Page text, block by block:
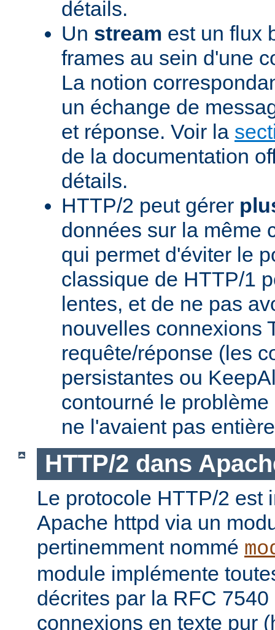
détails.
Un stream est un flux
frames au sein d'une
La notion
un échange de
et réponse. Voir la
de la documentation
détails.
HTTP/2 peut gérer
données sur la même
qui permet d'éviter le
classique de HTTP/1
lentes, et de ne pas
nouvelles connexions
requête/réponse (les
persistantes ou
contourné le
ne l'avaient pas
HTTP/2 dans
Le protocole HTTP/2 est
Apache httpd via un
pertinemment nommé
module implémente
décrites par la RFC
connexions en texte pur